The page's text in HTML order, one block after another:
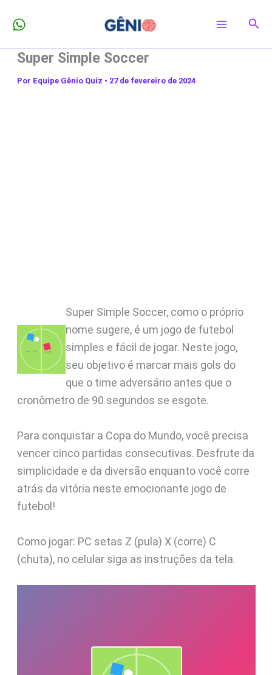
para
conteúdo
Super Simple Soccer
Por Equipe Gênio Quiz • 27 de fevereiro de 2024
Super Simple Soccer, como o próprio
nome sugere, é um jogo de futebol
simples e fácil de jogar. Neste jogo,
seu objetivo é marcar mais gols do
que o time adversário antes que o
cronômetro de 90 segundos se esgote.
Para conquistar a Copa do Mundo, você precisa
vencer cinco partidas consecutivas. Desfrute da
simplicidade e da diversão enquanto você corre
atrás da vitória neste emocionante jogo de
futebol!
Como jogar: PC setas Z (pula) X (corre) C
(chuta), no celular siga as instruções da tela.